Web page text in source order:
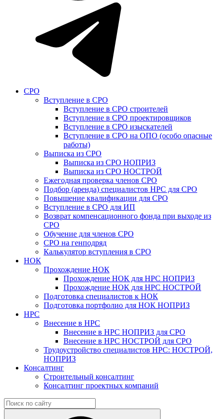
СРО
Вступление в СРО
Вступление в СРО строителей
Вступление в СРО проектировщиков
Вступление в СРО изыскателей
Вступление в СРО на ОПО (особо опасные
работы)
Выписка из СРО
Выписка из СРО НОПРИЗ
Выписка из СРО НОСТРОЙ
Ежегодная проверка членов СРО
Подбор (аренда) специалистов НРС для СРО
Повышение квалификации для СРО
Вступление в СРО для ИП
Возврат компенсационного фонда при выходе из
СРО
Обучение для членов СРО
СРО на генподряд
Калькулятор вступления в СРО
НОК
Прохождение НОК
Прохождение НОК для НРС НОПРИЗ
Прохождение НОК для НРС НОСТРОЙ
Подготовка специалистов к НОК
Подготовка портфолио для НОК НОПРИЗ
НРС
Внесение в НРС
Внесение в НРС НОПРИЗ для СРО
Внесение в НРС НОСТРОЙ для СРО
Трудоустройство специалистов НРС: НОСТРОЙ,
НОПРИЗ
Консалтинг
Строительный консалтинг
Консалтинг проектных компаний